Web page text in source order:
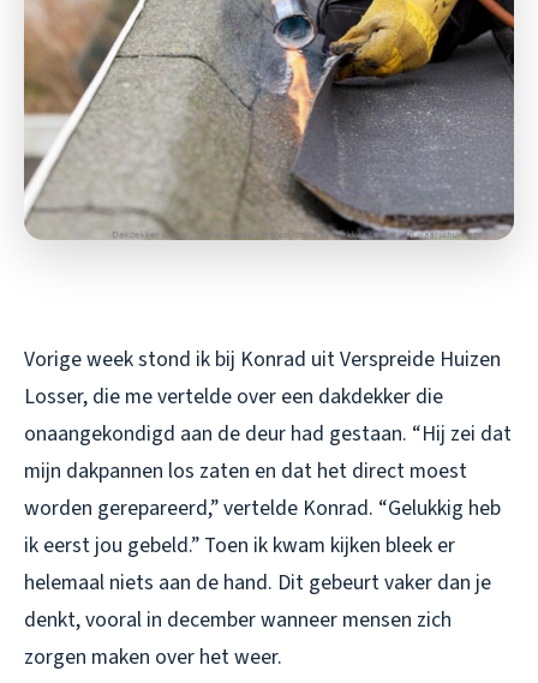
Vorige week stond ik bij Konrad uit Verspreide Huizen
Losser, die me vertelde over een dakdekker die
onaangekondigd aan de deur had gestaan. “Hij zei dat
mijn dakpannen los zaten en dat het direct moest
worden gerepareerd,” vertelde Konrad. “Gelukkig heb
ik eerst jou gebeld.” Toen ik kwam kijken bleek er
helemaal niets aan de hand. Dit gebeurt vaker dan je
denkt, vooral in december wanneer mensen zich
zorgen maken over het weer.